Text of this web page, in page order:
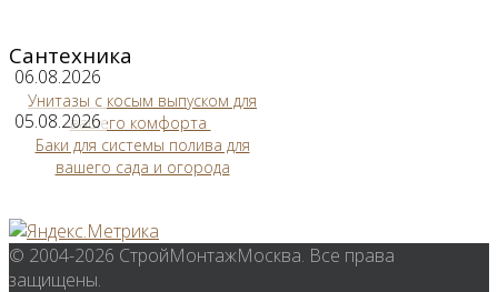
Сантехника
06.08.2026
Унитазы с косым выпуском для
вашего комфорта
05.08.2026
Баки для системы полива для
вашего сада и огорода
© 2004-2026 СтройМонтажМосква. Все права
защищены.